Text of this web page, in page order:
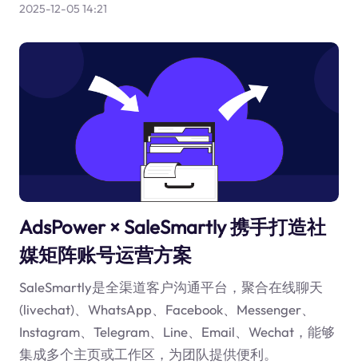
2025-12-05 14:21
AdsPower × SaleSmartly 携手打造社
媒矩阵账号运营方案
SaleSmartly是全渠道客户沟通平台，聚合在线聊天
(livechat)、WhatsApp、Facebook、Messenger、
Instagram、Telegram、Line、Email、Wechat，能够
集成多个主页或工作区，为团队提供便利。